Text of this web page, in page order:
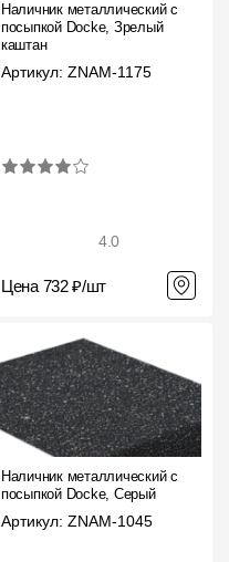
Наличник металлический с
посыпкой Docke, Зрелый
каштан
Артикул: ZNAM-1175
4.0
Цена 732 ₽/шт
Наличник металлический с
посыпкой Docke, Серый
Артикул: ZNAM-1045